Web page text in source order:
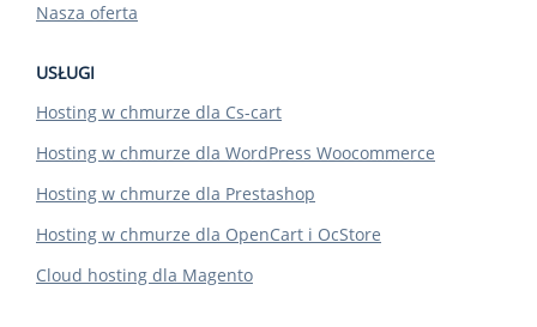
Nasza oferta
USŁUGI
Hosting w chmurze dla Cs-cart
Hosting w chmurze dla WordPress Woocommerce
Hosting w chmurze dla Prestashop
Hosting w chmurze dla OpenCart i OcStore
Cloud hosting dla Magento